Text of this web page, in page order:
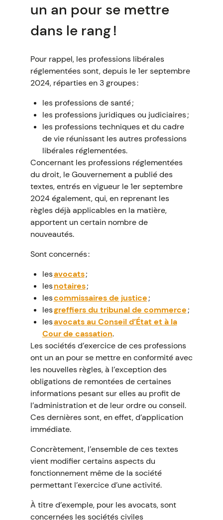
un an pour se mettre
dans le rang !
Pour rappel, les professions libérales
réglementées sont, depuis le 1er septembre
2024, réparties en 3 groupes :
les professions de santé ;
les professions juridiques ou judiciaires ;
les professions techniques et du cadre
de vie réunissant les autres professions
libérales réglementées.
Concernant les professions réglementées
du droit, le Gouvernement a publié des
textes, entrés en vigueur le 1er septembre
2024 également, qui, en reprenant les
règles déjà applicables en la matière,
apportent un certain nombre de
nouveautés.
Sont concernés :
lesavocats;
lesnotaires;
lescommissaires de justice;
lesgreffiers du tribunal de commerce;
lesavocats au Conseil d’État et à la
Cour de cassation.
Les sociétés d’exercice de ces professions
ont un an pour se mettre en conformité avec
les nouvelles règles, à l’exception des
obligations de remontées de certaines
informations pesant sur elles au profit de
l’administration et de leur ordre ou conseil.
Ces dernières sont, en effet, d’application
immédiate.
Concrètement, l’ensemble de ces textes
vient modifier certains aspects du
fonctionnement même de la société
permettant l’exercice d’une activité.
À titre d’exemple, pour les avocats, sont
concernées les sociétés civiles